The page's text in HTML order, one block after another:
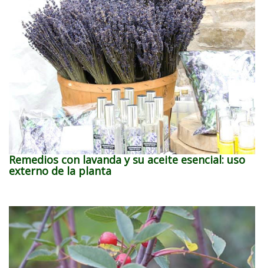
Remedios con lavanda y su aceite esencial: uso
externo de la planta